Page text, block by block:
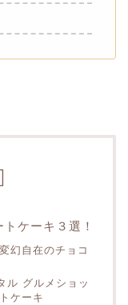
ケーキ３選！
幻自在のチョコ
ル グルメショッ
ケーキ